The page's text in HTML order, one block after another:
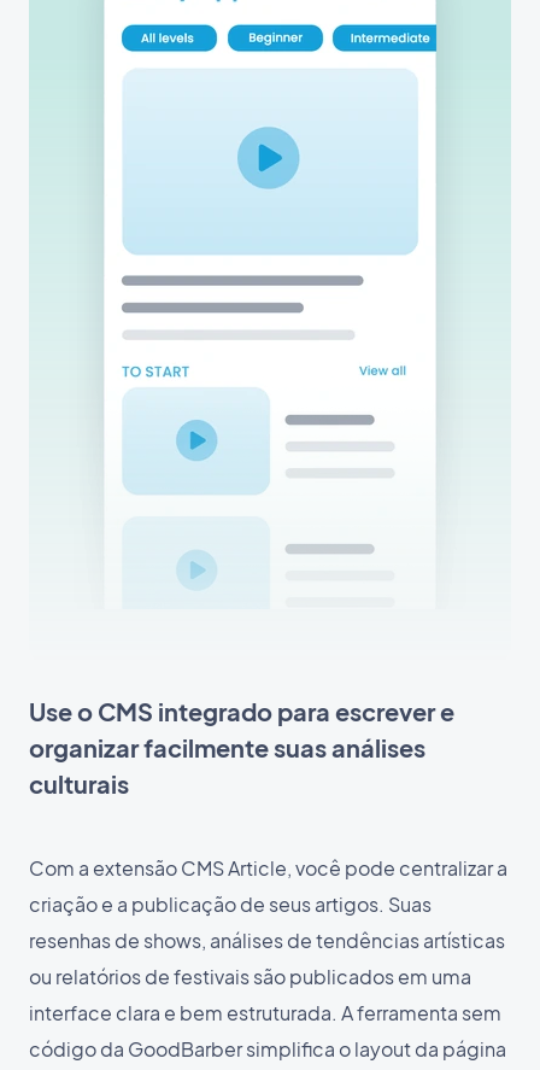
Use o CMS integrado para escrever e
organizar facilmente suas análises
culturais
Com a extensão CMS Article, você pode centralizar a
criação e a publicação de seus artigos. Suas
resenhas de shows, análises de tendências artísticas
ou relatórios de festivais são publicados em uma
interface clara e bem estruturada. A ferramenta sem
código da GoodBarber simplifica o layout da página